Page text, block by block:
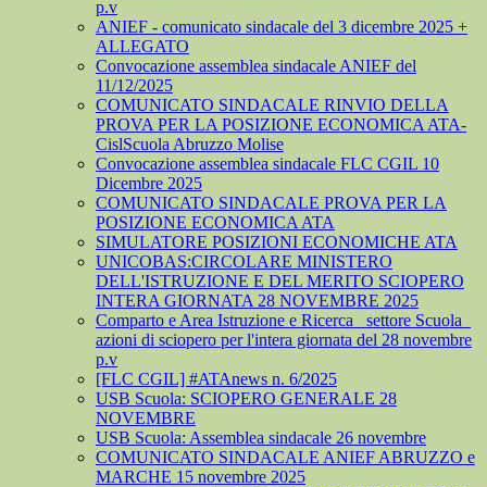
p.v
ANIEF - comunicato sindacale del 3 dicembre 2025 +
ALLEGATO
Convocazione assemblea sindacale ANIEF del
11/12/2025
COMUNICATO SINDACALE RINVIO DELLA
PROVA PER LA POSIZIONE ECONOMICA ATA-
CislScuola Abruzzo Molise
Convocazione assemblea sindacale FLC CGIL 10
Dicembre 2025
COMUNICATO SINDACALE PROVA PER LA
POSIZIONE ECONOMICA ATA
SIMULATORE POSIZIONI ECONOMICHE ATA
UNICOBAS:CIRCOLARE MINISTERO
DELL'ISTRUZIONE E DEL MERITO SCIOPERO
INTERA GIORNATA 28 NOVEMBRE 2025
Comparto e Area Istruzione e Ricerca_ settore Scuola_
azioni di sciopero per l'intera giornata del 28 novembre
p.v
[FLC CGIL] #ATAnews n. 6/2025
USB Scuola: SCIOPERO GENERALE 28
NOVEMBRE
USB Scuola: Assemblea sindacale 26 novembre
COMUNICATO SINDACALE ANIEF ABRUZZO e
MARCHE 15 novembre 2025